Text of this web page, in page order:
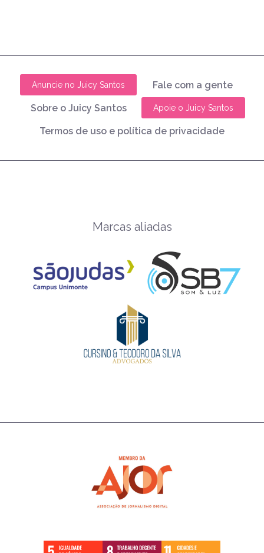
Anuncie no Juicy Santos Fale com a gente
Sobre o Juicy Santos Apoie o Juicy Santos
Termos de uso e política de privacidade
Marcas aliadas